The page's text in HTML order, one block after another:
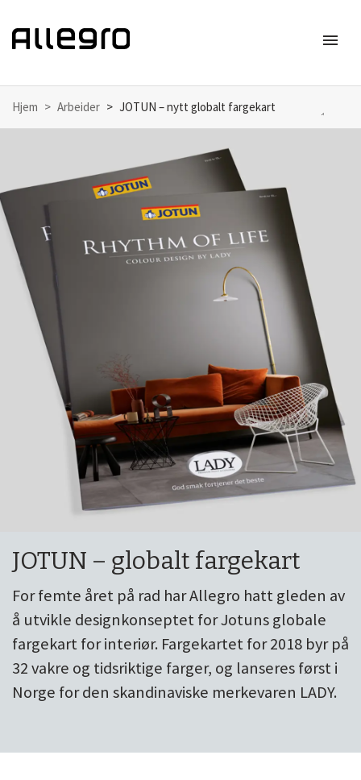
menu
Hjem Arbeider JOTUN – nytt globalt fargekart
JOTUN – globalt fargekart
For femte året på rad har Allegro hatt gleden av
å utvikle designkonseptet for Jotuns globale
fargekart for interiør. Fargekartet for 2018 byr på
32 vakre og tidsriktige farger, og lanseres først i
Norge for den skandinaviske merkevaren LADY.